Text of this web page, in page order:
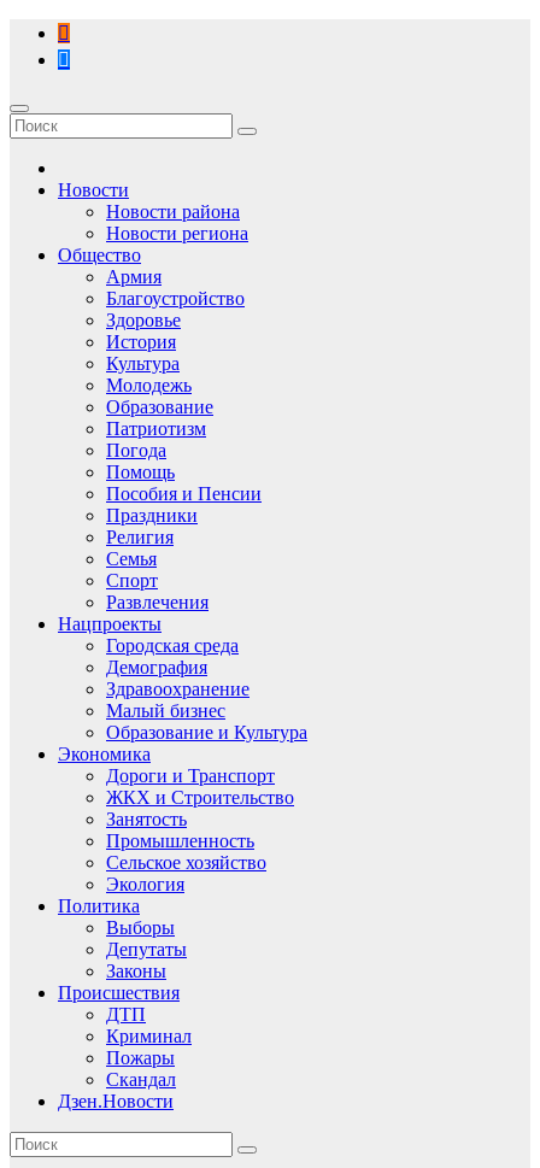
Перейти
содержимому
Новости
Новости района
Новости региона
Общество
Армия
Благоустройство
Здоровье
История
Культура
Молодежь
Образование
Патриотизм
Погода
Помощь
Пособия и Пенсии
Праздники
Религия
Семья
Спорт
Развлечения
Нацпроекты
Городская среда
Демография
Здравоохранение
Малый бизнес
Образование и Культура
Экономика
Дороги и Транспорт
ЖКХ и Строительство
Занятость
Промышленность
Сельское хозяйство
Экология
Политика
Выборы
Депутаты
Законы
Происшествия
ДТП
Криминал
Пожары
Скандал
Дзен.Новости